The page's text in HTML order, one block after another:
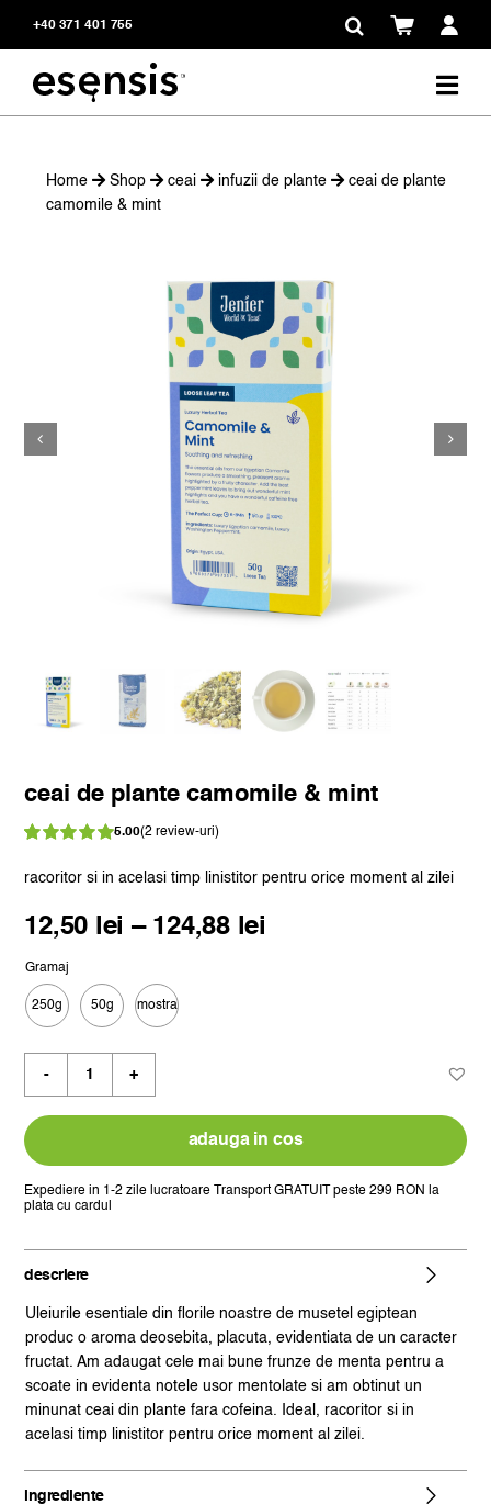
+40 371 401 755
Home Shop ceai infuzii de plante
ceai de plante
camomile & mint
ceai de plante camomile & mint
la5.00din 5 pe
evaluări de la
clienți
5.00(2review-uri)
racoritor si in acelasi timp linistitor pentru orice moment al zilei
12,50 lei – 124,88 lei
124,88 lei
Gramaj
250g 50g mostra
de
&
mint
adauga in cos
Expediere in 1-2 zile lucratoare Transport GRATUIT peste 299 RON la
plata cu cardul
descriere
Uleiurile esentiale din florile noastre de musetel egiptean
produc o aroma deosebita, placuta, evidentiata de un caracter
fructat. Am adaugat cele mai bune frunze de menta pentru a
scoate in evidenta notele usor mentolate si am obtinut un
minunat ceai din plante fara cofeina. Ideal, racoritor si in
acelasi timp linistitor pentru orice moment al zilei.
ingrediente